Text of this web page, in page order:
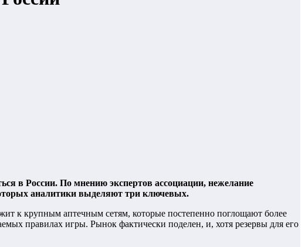
в России. По мнению экспертов ассоциации, нежелание
аналитики выделяют три ключевых.
к крупным аптечным сетям, которые постепенно поглощают более
правилах игры. Рынок фактически поделен, и, хотя резервы для его